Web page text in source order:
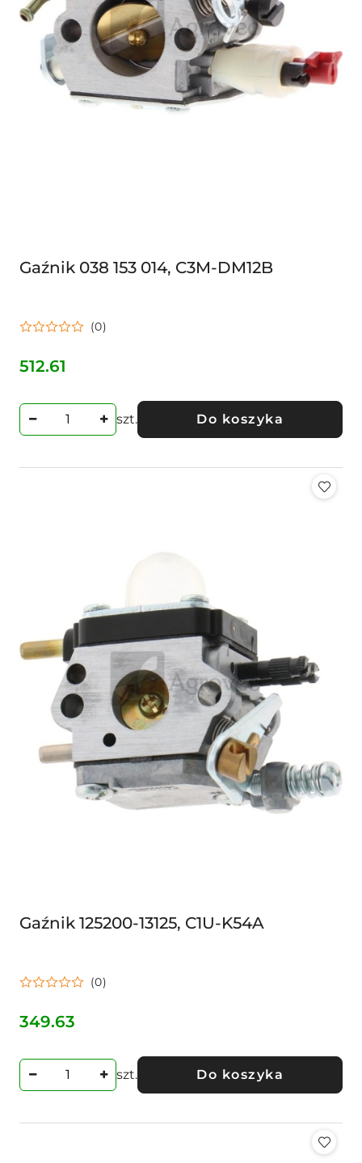
Gaźnik 038 153 014, C3M-DM12B
(0)
Cena:
512.61
szt. Do koszyka
Gaźnik 125200-13125, C1U-K54A
(0)
Cena:
349.63
szt. Do koszyka